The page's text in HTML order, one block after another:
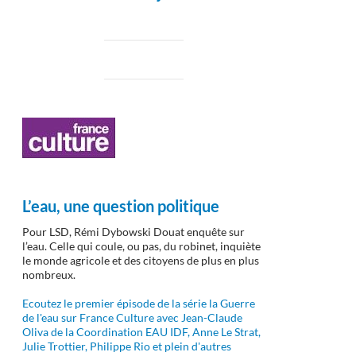
L’eau, une question politique
Pour LSD, Rémi Dybowski Douat enquête sur
l’eau. Celle qui coule, ou pas, du robinet, inquiète
le monde agricole et des citoyens de plus en plus
nombreux.
Ecoutez le premier épisode de la série la Guerre
de l'eau sur France Culture avec Jean-Claude
Oliva de la Coordination EAU IDF, Anne Le Strat,
Julie Trottier, Philippe Rio et plein d'autres